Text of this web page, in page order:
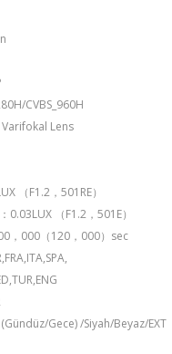
CVBS_960H
Lens
（F1.2，501RE）
0.03LUX （F1.2，501E）
，000（120，000）sec
Gece) /Siyah/Beyaz/EXT